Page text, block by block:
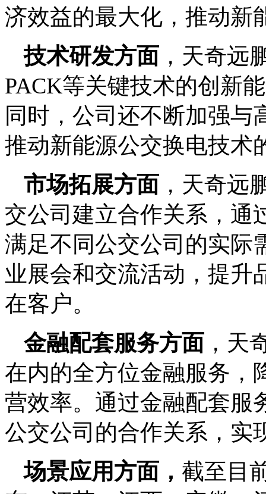
济效益的最大化，推动新
技术研发方面 ，天奇远
PACK等关键技术的创新
同时，公司还不断加强
推动新能源公交换电技术
市场拓展方面 ，天奇远
交公司建立合作关系，通
满足不同公交公司的实际
业展会和交流活动，提升
在客户。
金融配套服务方面 ，天
在内的全方位金融服务，
营效率。通过金融配套服
公交公司的合作关系，实
场景应用方面， 截至目